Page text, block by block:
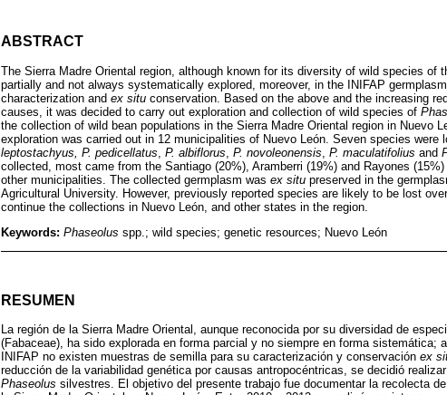
ABSTRACT
The Sierra Madre Oriental region, although known for its diversity of wild species of
partially and not always systematically explored, moreover, in the INIFAP
characterization and ex situ conservation. Based on the above and the increasing
causes, it was decided to carry out exploration and collection of wild species of
the collection of wild bean populations in the Sierra Madre Oriental region in Nuevo
exploration was carried out in 12 municipalities of Nuevo León. Seven species were
leptostachyus, P. pedicellatus, P. albiflorus, P. novoleonensis, P. maculatifolius and
collected, most came from the Santiago (20%), Aramberri (19%) and Rayones
other municipalities. The collected germplasm was ex situ preserved in the
Agricultural University. However, previously reported species are likely to be lost
continue the collections in Nuevo León, and other states in the region.
Keywords: Phaseolus spp.; wild species; genetic resources; Nuevo León
RESUMEN
La región de la Sierra Madre Oriental, aunque reconocida por su diversidad de
(Fabaceae), ha sido explorada en forma parcial y no siempre en forma sistemática;
INIFAP no existen muestras de semilla para su caracterización y conservación ex
reducción de la variabilidad genética por causas antropocéntricas, se decidió
Phaseolus silvestres. El objetivo del presente trabajo fue documentar la recolecta